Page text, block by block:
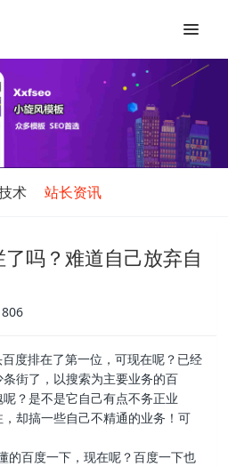
术 站长资讯
吗？难道自己放弃自
806
度排在了第一位，可现在呢？已经
街了，以搜索为主要业务的百
？是不是它自己有点不务正业
却搞一些自己不精通的业务！可
百度一下，现在呢？百度一下也